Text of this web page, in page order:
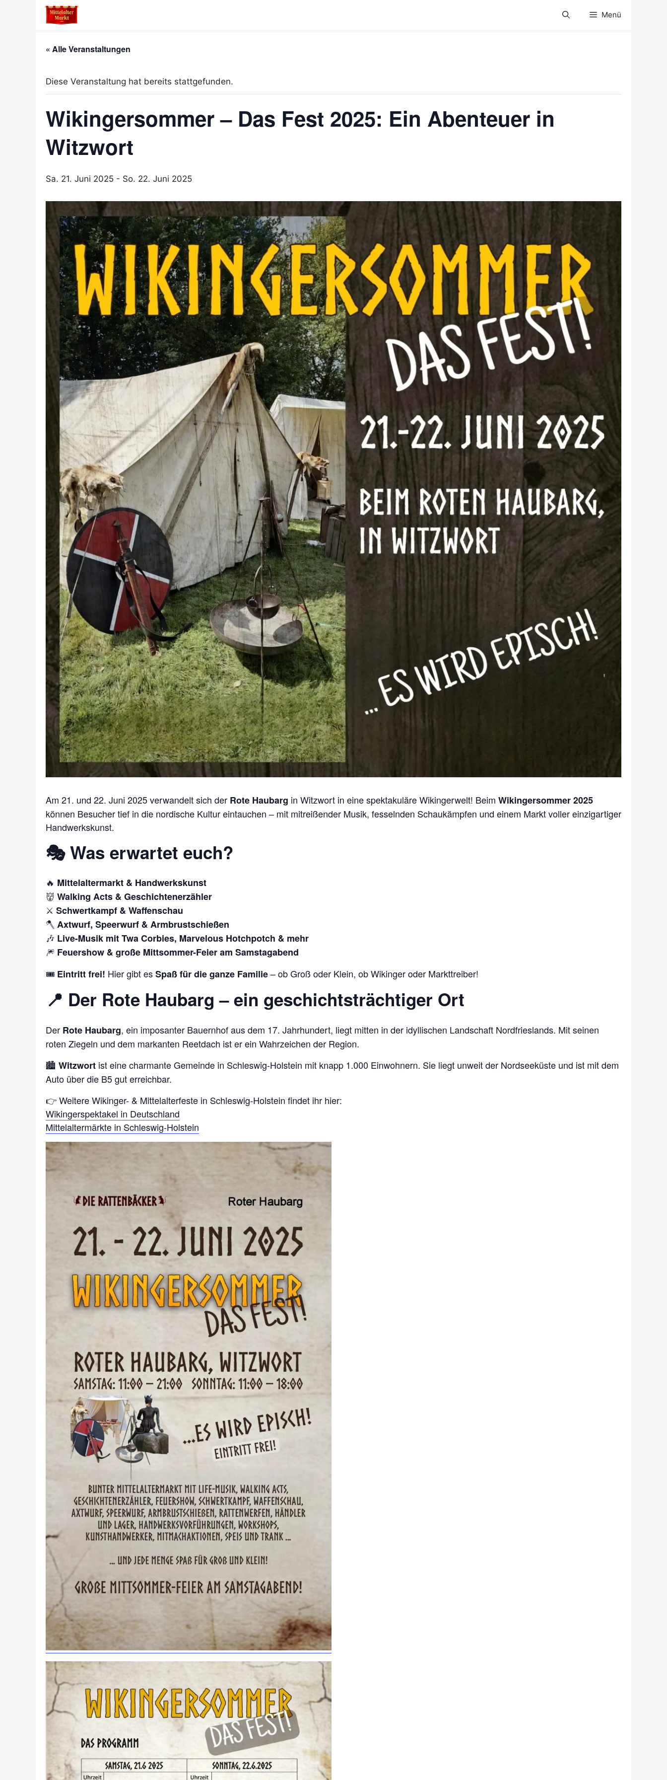
Menü
« Alle Veranstaltungen
Diese Veranstaltung hat bereits stattgefunden.
Wikingersommer – Das Fest 2025: Ein Abenteuer in
Witzwort
Sa. 21. Juni 2025 - So. 22. Juni 2025
Am 21. und 22. Juni 2025 verwandelt sich der Rote Haubarg in Witzwort in eine spektakuläre Wikingerwelt! Beim Wikingersommer 2025
können Besucher tief in die nordische Kultur eintauchen – mit mitreißender Musik, fesselnden Schaukämpfen und einem Markt voller einzigartiger
Handwerkskunst.
🎭 Was erwartet euch?
🔥 Mittelaltermarkt & Handwerkskunst
👹 Walking Acts & Geschichtenerzähler
⚔️ Schwertkampf & Waffenschau
🪓 Axtwurf, Speerwurf & Armbrustschießen
🎶 Live-Musik mit Twa Corbies, Marvelous Hotchpotch & mehr
🎆 Feuershow & große Mittsommer-Feier am Samstagabend
🎟️ Eintritt frei! Hier gibt esSpaß für die ganze Familie– ob Groß oder Klein, ob Wikinger oder Markttreiber!
📍 Der Rote Haubarg – ein geschichtsträchtiger Ort
Der Rote Haubarg, ein imposanter Bauernhof aus dem 17. Jahrhundert, liegt mitten in der idyllischen Landschaft Nordfrieslands. Mit seinen
roten Ziegeln und dem markanten Reetdach ist er ein Wahrzeichen der Region.
🏙️ Witzwort ist eine charmante Gemeinde in Schleswig-Holstein mit knapp 1.000 Einwohnern. Sie liegt unweit der Nordseeküste und ist mit dem
Auto über die B5 gut erreichbar.
👉 Weitere Wikinger- & Mittelalterfeste in Schleswig-Holstein findet ihr hier:
Wikingerspektakel in Deutschland
Mittelaltermärkte in Schleswig-Holstein